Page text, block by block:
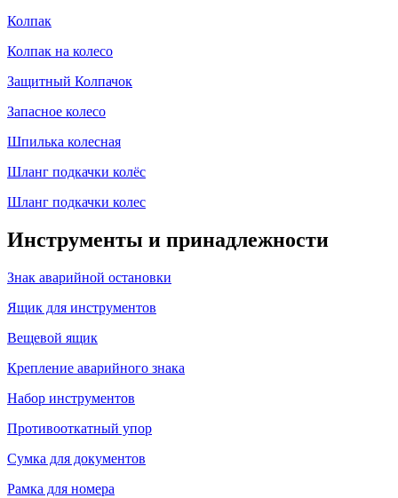
Колпак
Колпак на колесо
Защитный Колпачок
Запасное колесо
Шпилька колесная
Шланг подкачки колёс
Шланг подкачки колес
Инструменты и принадлежности
Знак аварийной остановки
Ящик для инструментов
Вещевой ящик
Крепление аварийного знака
Набор инструментов
Противооткатный упор
Сумка для документов
Рамка для номера